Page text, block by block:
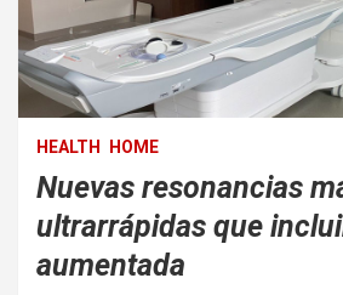
HEALTH HOME
Nuevas resonancias
ultrarrápidas que
aumentada